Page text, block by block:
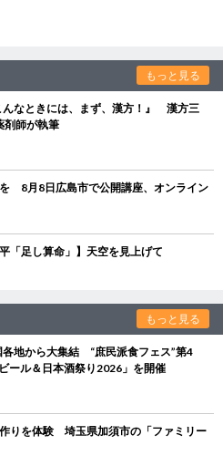
もっと見る
んなときには、まず、漢方！』 漢方三
剤師が執筆
8月8日広島市で公開講座、オンライン
「足し算命」】天空を見上げて
もっと見る
各地から大集結 “庶民派食フェス”第4
ール＆日本酒祭り2026」を開催
りを体験 埼玉県加須市の「ファミリー